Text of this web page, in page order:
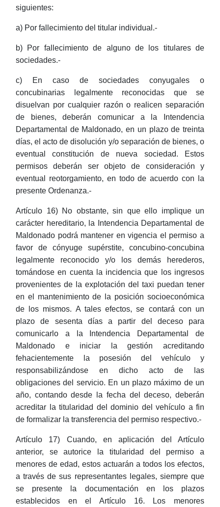
siguientes:
a) Por fallecimiento del titular individual.-
b) Por fallecimiento de alguno de los titulares de
sociedades.-
c) En caso de sociedades conyugales o
concubinarias legalmente reconocidas que se
disuelvan por cualquier razón o realicen separación
de bienes, deberán comunicar a la Intendencia
Departamental de Maldonado, en un plazo de treinta
días, el acto de disolución y/o separación de bienes, o
eventual constitución de nueva sociedad. Estos
permisos deberán ser objeto de consideración y
eventual reotorgamiento, en todo de acuerdo con la
presente Ordenanza.-
Artículo 16) No obstante, sin que ello implique un
carácter hereditario, la Intendencia Departamental de
Maldonado podrá mantener en vigencia el permiso a
favor de cónyuge supérstite, concubino-concubina
legalmente reconocido y/o los demás herederos,
tomándose en cuenta la incidencia que los ingresos
provenientes de la explotación del taxi puedan tener
en el mantenimiento de la posición socioeconómica
de los mismos. A tales efectos, se contará con un
plazo de sesenta días a partir del deceso para
comunicarlo a la Intendencia Departamental de
Maldonado e iniciar la gestión acreditando
fehacientemente la posesión del vehículo y
responsabilizándose en dicho acto de las
obligaciones del servicio. En un plazo máximo de un
año, contando desde la fecha del deceso, deberán
acreditar la titularidad del dominio del vehículo a fin
de formalizar la transferencia del permiso respectivo.-
Artículo 17) Cuando, en aplicación del Artículo
anterior, se autorice la titularidad del permiso a
menores de edad, estos actuarán a todos los efectos,
a través de sus representantes legales, siempre que
se presente la documentación en los plazos
establecidos en el Artículo 16. Los menores